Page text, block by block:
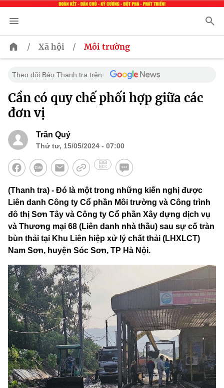
/ Xã hội / Môi trường
Theo dõi Báo Thanh tra trên
Cần có quy chế phối hợp giữa các
đơn vị
Trần Quý
Thứ tư, 15/05/2024 - 07:00
(Thanh tra) - Đó là một trong những kiến nghị được
Liên danh Công ty Cổ phần Môi trường và Công trình
đô thị Sơn Tây và Công ty Cổ phần Xây dựng dịch vụ
và Thương mại 68 (Liên danh nhà thầu) sau sự cố tràn
bùn thải tại Khu Liên hiệp xử lý chất thải (LHXLCT)
Nam Sơn, huyện Sóc Sơn, TP Hà Nội.